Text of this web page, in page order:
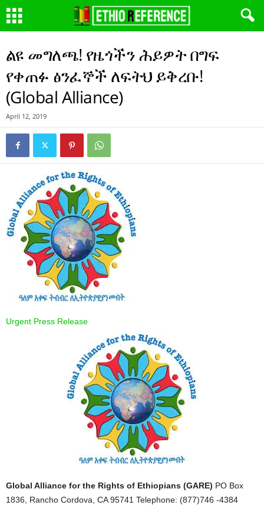
ልዩ መግለጫ! የዜጎችን ሕይዎት በግፍ
የቀጠፉ ፅንፈኞች ለፍትህ ይቅረቡ!
(Global Alliance)
April 12, 2019
Urgent Press Release
Global Alliance for the Rights of Ethiopians (GARE) PO Box
1836, Rancho Cordova, CA 95741 Telephone: (877)746 -4384